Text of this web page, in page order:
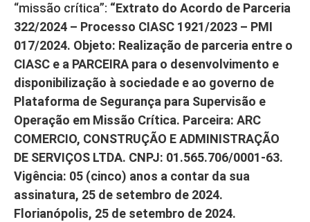
“missão crítica”: “Extrato do Acordo de Parceria
322/2024 – Processo CIASC 1921/2023 – PMI
017/2024. Objeto: Realização de parceria entre o
CIASC e a PARCEIRA para o desenvolvimento e
disponibilização à sociedade e ao governo de
Plataforma de Segurança para Supervisão e
Operação em Missão Crítica. Parceira: ARC
COMERCIO, CONSTRUÇÃO E ADMINISTRAÇÃO
DE SERVIÇOS LTDA. CNPJ: 01.565.706/0001-63.
Vigência: 05 (cinco) anos a contar da sua
assinatura, 25 de setembro de 2024.
Florianópolis, 25 de setembro de 2024.